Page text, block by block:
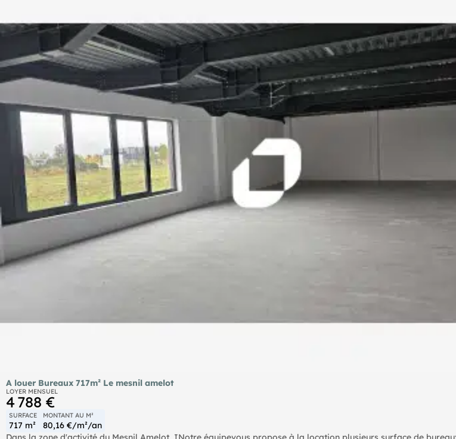
A louer Bureaux 717m² Le mesnil amelot
LOYER MENSUEL
4 788 €
SURFACE
717 m²
MONTANT AU M²
80,16 €/m²/an